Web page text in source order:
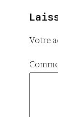
Votre